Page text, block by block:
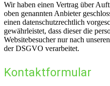
Wir haben einen Vertrag über
oben genannten Anbieter
einen datenschutzrechtlich
gewährleistet, dass dieser die
Websitebesucher nur nach
der DSGVO verarbeitet.
Kontaktformular